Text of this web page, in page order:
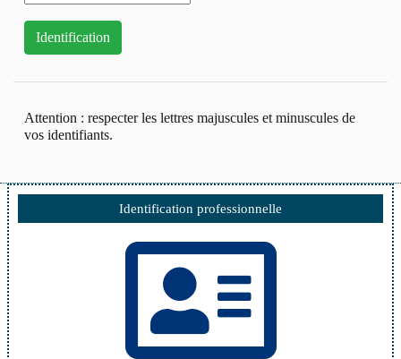
Identification professionnelle
Attention : respecter les lettres majuscules et minuscules de
vos identifiants.